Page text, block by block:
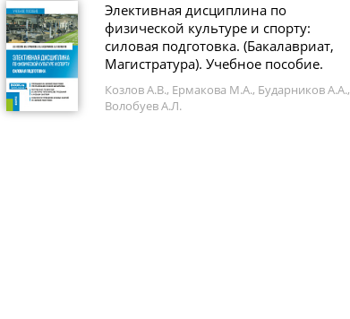
Элективная дисциплина по
физической культуре и спорту:
силовая подготовка. (Бакалавриат,
Магистратура). Учебное пособие.
Козлов А.В., Ермакова М.А., Бударников А.А.,
Волобуев А.Л.